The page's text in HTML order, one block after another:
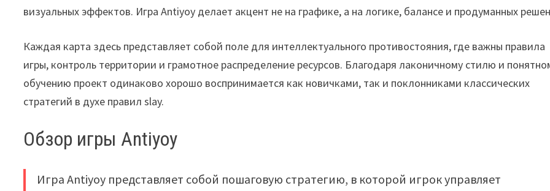
визуальных эффектов. Игра Antiyoy делает акцент не на графике, а на логике, балансе и продуманных
Каждая карта здесь представляет собой поле для интеллектуального противостояния, где важны правила
игры, контроль территории и грамотное распределение ресурсов. Благодаря лаконичному стилю и
обучению проект одинаково хорошо воспринимается как новичками, так и поклонниками классических
стратегий в духе правил slay.
Обзор игры Antiyoy
Игра Antiyoy представляет собой пошаговую стратегию, в которой игрок управляет